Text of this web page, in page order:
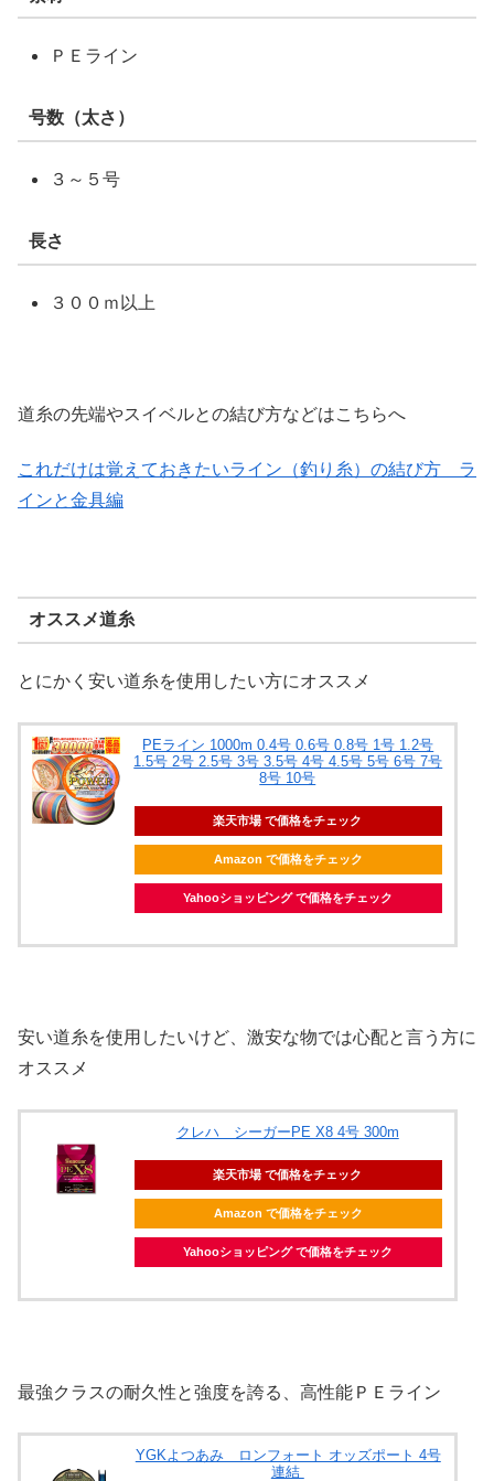
ＰＥライン
号数（太さ）
３～５号
長さ
３００ｍ以上
道糸の先端やスイベルとの結び方などはこちらへ
これだけは覚えておきたいライン（釣り糸）の結び方 ラ
インと金具編
オススメ道糸
とにかく安い道糸を使用したい方にオススメ
PEライン 1000m 0.4号 0.6号 0.8号 1号 1.2号
1.5号 2号 2.5号 3号 3.5号 4号 4.5号 5号 6号 7号
8号 10号
楽天市場 で価格をチェック
Amazon で価格をチェック
Yahooショッピング で価格をチェック
安い道糸を使用したいけど、激安な物では心配と言う方に
オススメ
クレハ シーガーPE X8 4号 300m
楽天市場 で価格をチェック
Amazon で価格をチェック
Yahooショッピング で価格をチェック
最強クラスの耐久性と強度を誇る、高性能ＰＥライン
YGKよつあみ ロンフォート オッズポート 4号
連結